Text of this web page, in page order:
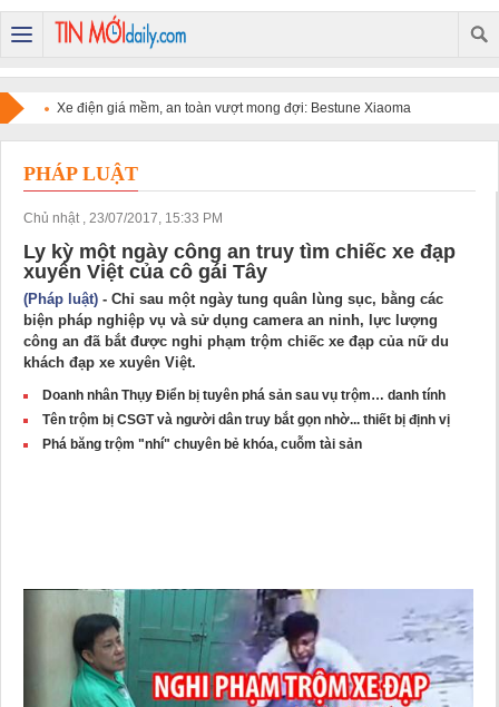
Xe điện giá mềm, an toàn vượt mong đợi: Bestune Xiaoma
chinh phục người dùng
PHÁP LUẬT
Chủ nhật , 23/07/2017, 15:33 PM
Ly kỳ một ngày công an truy tìm chiếc xe đạp
xuyên Việt của cô gái Tây
(Pháp luật) - Chỉ sau một ngày tung quân lùng sục, bằng các
biện pháp nghiệp vụ và sử dụng camera an ninh, lực lượng
công an đã bắt được nghi phạm trộm chiếc xe đạp của nữ du
khách đạp xe xuyên Việt.
Doanh nhân Thụy Điển bị tuyên phá sản sau vụ trộm… danh tính
Tên trộm bị CSGT và người dân truy bắt gọn nhờ... thiết bị định vị
Phá băng trộm "nhí" chuyên bẻ khóa, cuỗm tài sản